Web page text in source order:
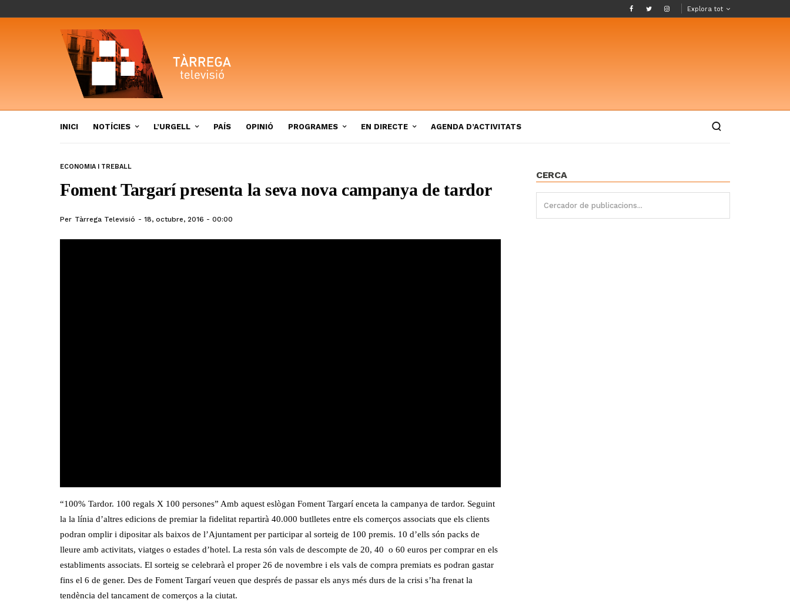
Explora tot
INICI NOTÍCIES L’URGELL PAÍS OPINIÓ PROGRAMES EN DIRECTE AGENDA D’ACTIVITATS
ECONOMIA I TREBALL
Foment Targarí presenta la seva nova campanya de tardor
Per Tàrrega Televisió 18, octubre, 2016 - 00:00
“100% Tardor. 100 regals X 100 persones” Amb aquest eslògan Foment Targarí enceta la campanya de tardor. Seguint
la la línia d’altres edicions de premiar la fidelitat repartirà 40.000 butlletes entre els comerços associats que els clients
podran omplir i dipositar als baixos de l’Ajuntament per participar al sorteig de 100 premis. 10 d’ells són packs de
lleure amb activitats, viatges o estades d’hotel. La resta són vals de descompte de 20, 40 o 60 euros per comprar en els
establiments associats. El sorteig se celebrarà el proper 26 de novembre i els vals de compra premiats es podran gastar
fins el 6 de gener. Des de Foment Targarí veuen que després de passar els anys més durs de la crisi s’ha frenat la
tendència del tancament de comerços a la ciutat.
CERCA